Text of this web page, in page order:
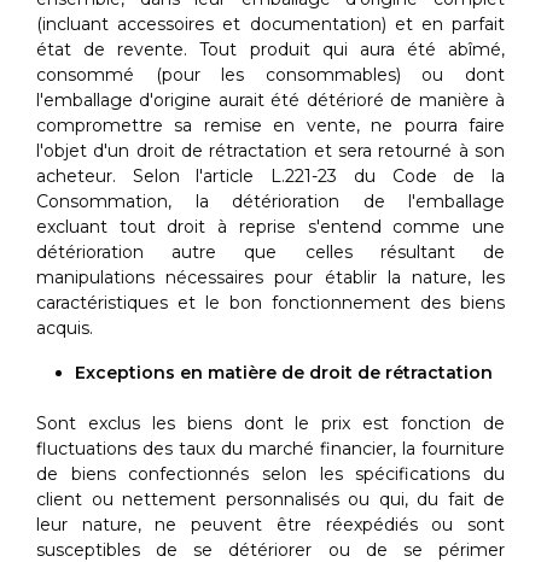
(incluant accessoires et documentation) et en parfait
état de revente. Tout produit qui aura été abîmé,
consommé (pour les consommables) ou dont
l'emballage d'origine aurait été détérioré de manière à
compromettre sa remise en vente, ne pourra faire
l'objet d'un droit de rétractation et sera retourné à son
acheteur. Selon l'article L.221-23 du Code de la
Consommation, la détérioration de l'emballage
excluant tout droit à reprise s'entend comme une
détérioration autre que celles résultant de
manipulations nécessaires pour établir la nature, les
caractéristiques et le bon fonctionnement des biens
acquis.
Exceptions en matière de droit de rétractation
Sont exclus les biens dont le prix est fonction de
fluctuations des taux du marché financier, la fourniture
de biens confectionnés selon les spécifications du
client ou nettement personnalisés ou qui, du fait de
leur nature, ne peuvent être réexpédiés ou sont
susceptibles de se détériorer ou de se périmer